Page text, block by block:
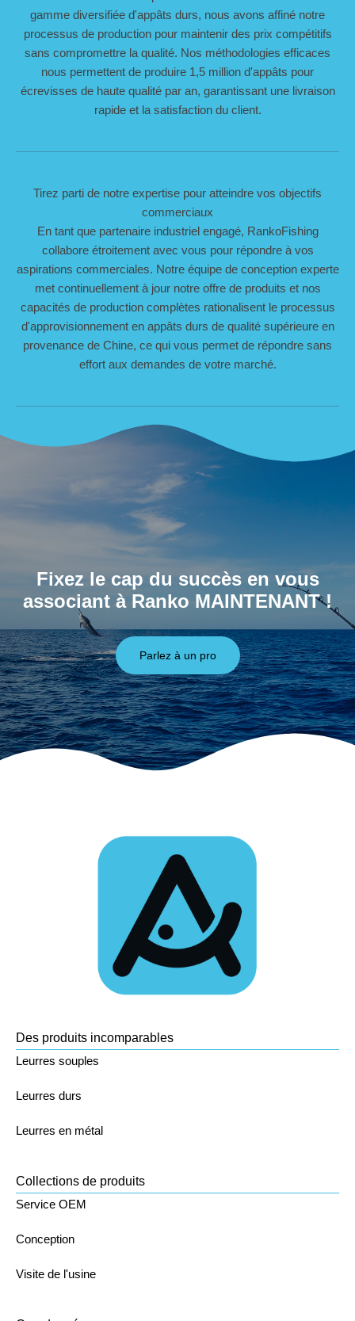
gamme diversifiée d'appâts durs, nous avons affiné notre
processus de production pour maintenir des prix compétitifs
sans compromettre la qualité. Nos méthodologies efficaces
nous permettent de produire 1,5 million d'appâts pour
écrevisses de haute qualité par an, garantissant une livraison
rapide et la satisfaction du client.
Tirez parti de notre expertise pour atteindre vos objectifs
commerciaux
En tant que partenaire industriel engagé, RankoFishing
collabore étroitement avec vous pour répondre à vos
aspirations commerciales. Notre équipe de conception experte
met continuellement à jour notre offre de produits et nos
capacités de production complètes rationalisent le processus
d'approvisionnement en appâts durs de qualité supérieure en
provenance de Chine, ce qui vous permet de répondre sans
effort aux demandes de votre marché.
Fixez le cap du succès en vous
associant à Ranko MAINTENANT !
Parlez à un pro
Des produits incomparables
Leurres souples
Leurres durs
Leurres en métal
Collections de produits
Service OEM
Conception
Visite de l'usine